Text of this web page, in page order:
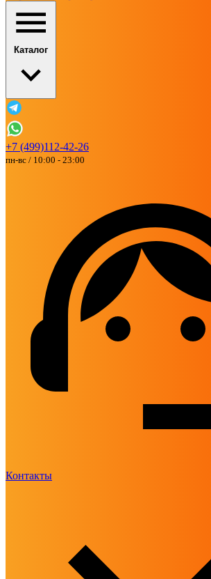
Каталог
+7 (499)112-42-26
пн-вс / 10:00 - 23:00
Контакты